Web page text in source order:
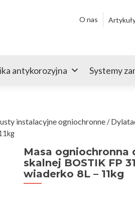
do
O nas
antykorozyjna Systemy
instalacyjne ogniochronne/
Masa ogniochronna
skalnej BOSTIK FP
wiaderko 8L – 11kg